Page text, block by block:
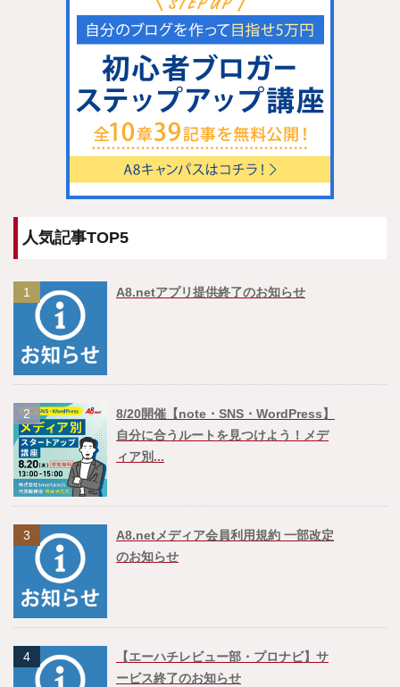
人気記事TOP5
1 A8.netアプリ提供終了のお知らせ
2
8/20開催【note・SNS・WordPress】
自分に合うルートを見つけよう！メデ
ィア別...
3
A8.netメディア会員利用規約 一部改定
のお知らせ
4
【エーハチレビュー部・プロナビ】サ
ービス終了のお知らせ